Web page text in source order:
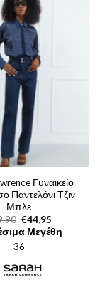
Γυναικείο
Παντελόνι Τζιν
Μπλε
Original
price
was:
€89,90.
€44,95
τρέχουσα
τιμή
Μεγέθη
36